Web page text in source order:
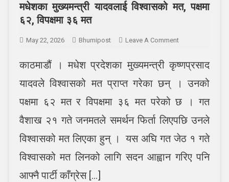
मधेशका मुख्यमन्त्री यादवलाई विश्वासको मत, पक्षमा
६२, विपक्षमा ३६ मत
May 22, 2026 Bhumipost Leave A CommentOn
मुख्यमन्त्री
विश्वासको
मत,
६२,
विपक्षमा
मत
काठमाडौं । मधेश प्रदेशका मुख्यमन्त्री कृष्णप्रसाद
यादवले विश्वासको मत प्राप्त गरेका छन् । उनको
पक्षमा ६२ मत र विपक्षमा ३६ मत परेको छ । गत
वैशाख २१ गते जनमतले समर्थन फिर्ता लिएपछि उनले
विश्वासको मत लिएका हुन् । यस अघि गत जेठ १ गते
विश्वासको मत लिनको लागि सदन आह्वान गरिए पनि
आफ्नै पार्टी काँग्रेस […]